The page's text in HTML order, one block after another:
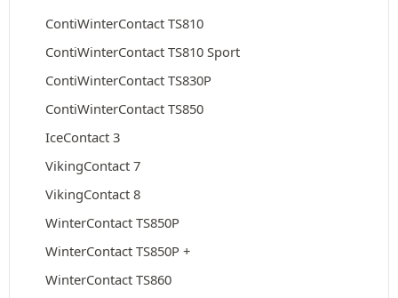
ContiWinterContact TS810
ContiWinterContact TS810 Sport
ContiWinterContact TS830P
ContiWinterContact TS850
IceContact 3
VikingContact 7
VikingContact 8
WinterContact TS850P
WinterContact TS850P +
WinterContact TS860